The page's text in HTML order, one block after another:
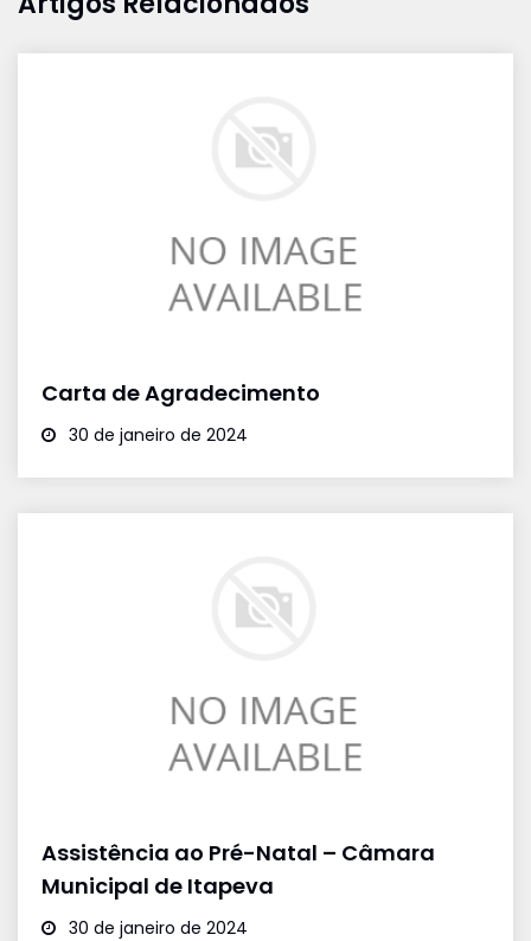
Carta de Agradecimento
30 de janeiro de 2024
Assistência ao Pré-Natal – Câmara
Municipal de Itapeva
30 de janeiro de 2024